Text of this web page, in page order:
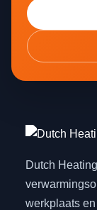
Dutch
werkplaats en